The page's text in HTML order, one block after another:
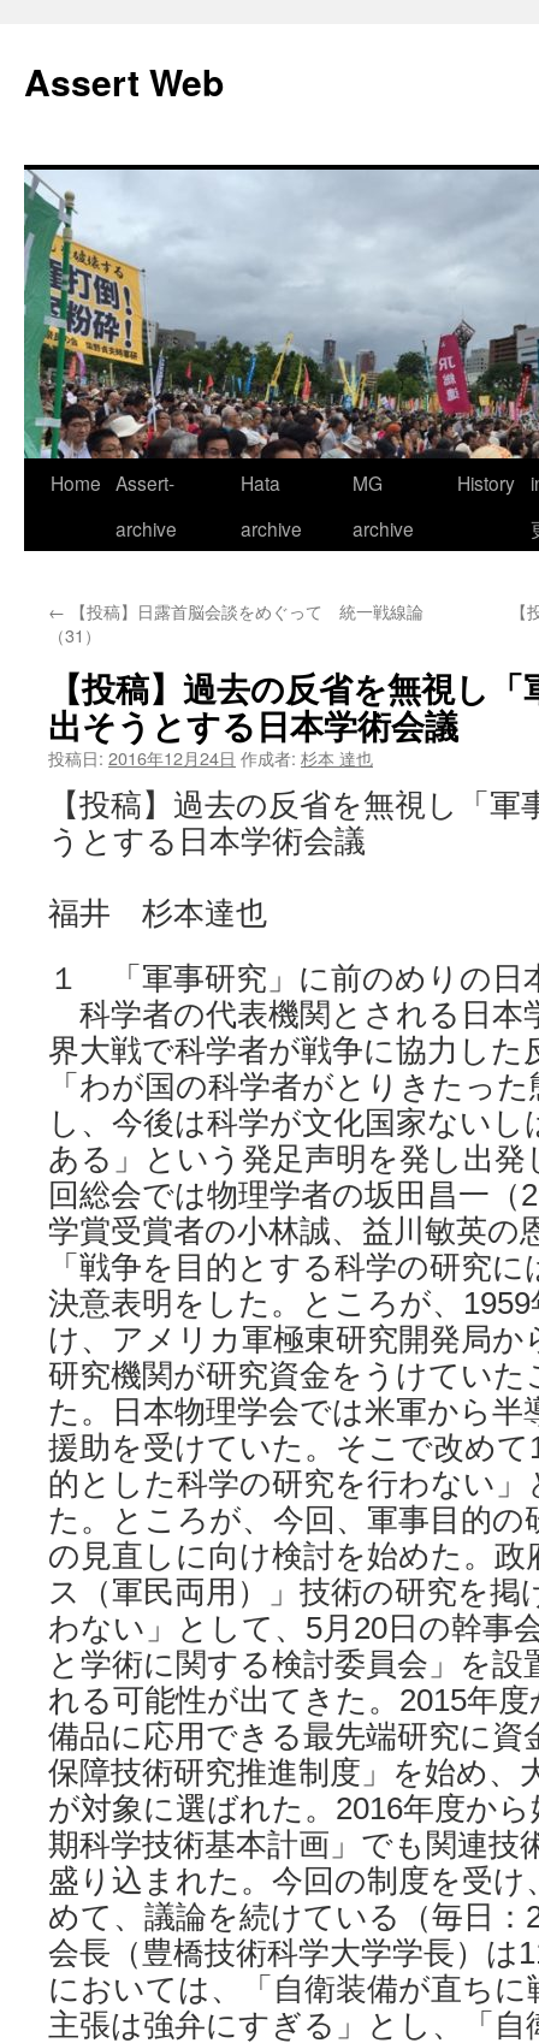
テ
ン
ス
キ
ッ
プ
Assert Web
Home Assert-
archive
Hata
archive
MG
archive
History
← 【投稿】日露首脳会談をめぐって 統一戦線論
（31）
【投稿】過去の反省を無視し
出そうとする日本学術会議
投稿日: 2016年12月24日 作成者: 杉本 達也
【投稿】過去の反省を無視し「
うとする日本学術会議
福井 杉本達也
１ 「軍事研究」に前のめりの日
科学者の代表機関とされる日本
界大戦で科学者が戦争に協力した
「わが国の科学者がとりきたっ
し、今後は科学が文化国家ないし
ある」という発足声明を発し出発
回総会では物理学者の坂田昌一（
学賞受賞者の小林誠、益川敏英の
「戦争を目的とする科学の研究
決意表明をした。ところが、
け、アメリカ軍極東研究開発局か
研究機関が研究資金をうけてい
た。日本物理学会では米軍から半
援助を受けていた。そこで改めて
的とした科学の研究を行わない
た。ところが、今回、軍事目的の
の見直しに向け検討を始めた。
ス（軍民両用）」技術の研究を掲
わない」として、5月20日の幹事
と学術に関する検討委員会」を設
れる可能性が出てきた。2015年
備品に応用できる最先端研究に資
保障技術研究推進制度」を始め、
が対象に選ばれた。2016年度か
期科学技術基本計画」でも関連技
盛り込まれた。今回の制度を受け
めて、議論を続けている（毎日：
会長（豊橋技術科学大学学長）は
においては、「自衛装備が直ち
主張は強弁にすぎる」とし、「自